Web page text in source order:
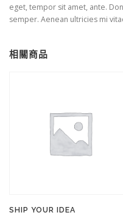
eget, tempor sit amet, ante.
semper. Aenean ultricies mi
相關商品
SHIP YOUR IDEA